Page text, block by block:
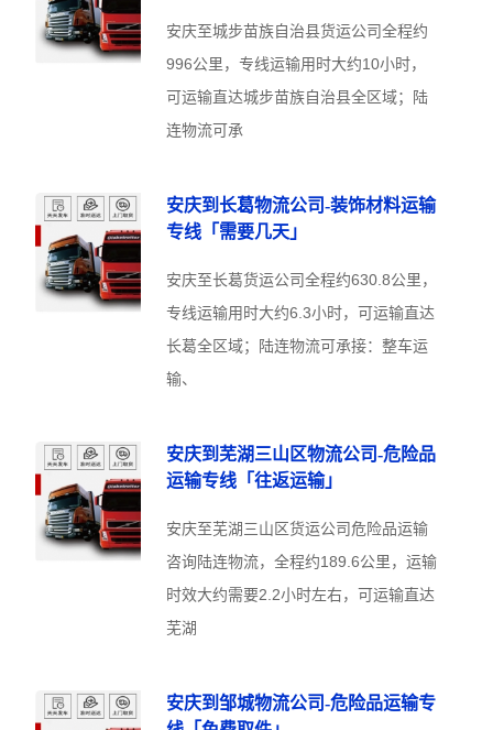
安庆至城步苗族自治县货运公司全程约
996公里，专线运输用时大约10小时，
可运输直达城步苗族自治县全区域；陆
连物流可承
安庆到长葛物流公司-装饰材料运输
专线「需要几天」
安庆至长葛货运公司全程约630.8公里，
专线运输用时大约6.3小时，可运输直达
长葛全区域；陆连物流可承接：整车运
输、
安庆到芜湖三山区物流公司-危险品
运输专线「往返运输」
安庆至芜湖三山区货运公司危险品运输
咨询陆连物流，全程约189.6公里，运输
时效大约需要2.2小时左右，可运输直达
芜湖
安庆到邹城物流公司-危险品运输专